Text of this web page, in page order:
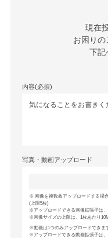
現在
お困りの
下記
内容(必須)
写真・動画アップロード
画像を複数枚アップロードする場
(上限5枚)
アップロードできる画像拡張子は、
画像サイズの上限は、1枚あたり
動画は1つのみアップロードできま
アップロードできる動画拡張子は、